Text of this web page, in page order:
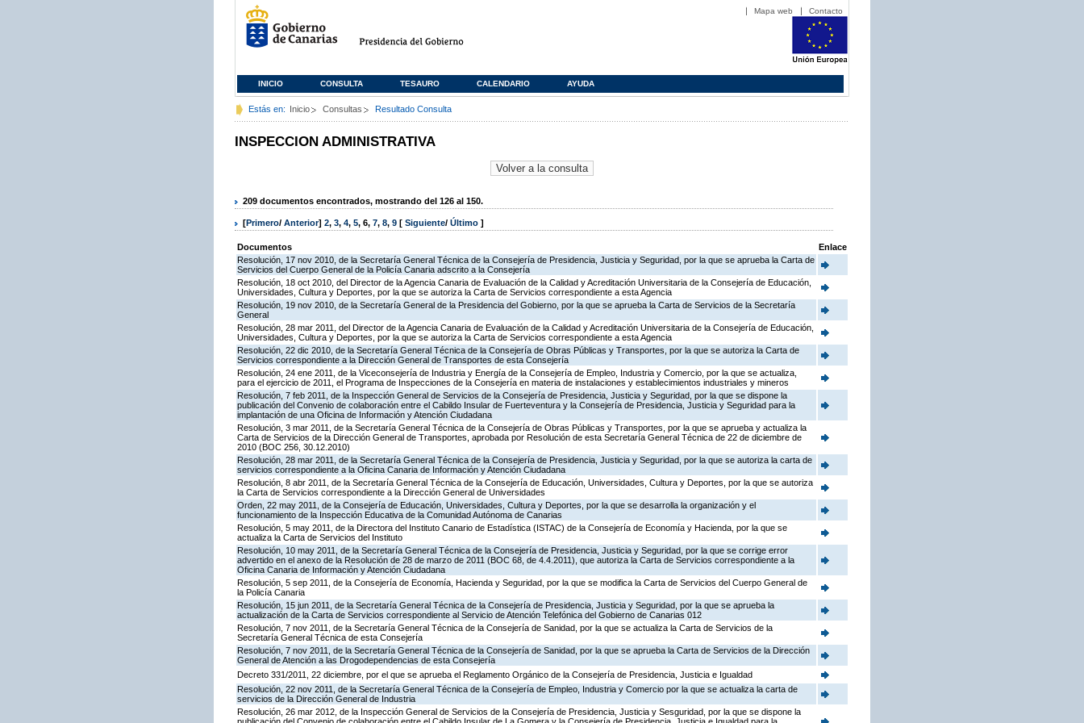
Mapa web Contacto
INICIO CONSULTA TESAURO CALENDARIO AYUDA
Estás en: Inicio Consultas Resultado Consulta
INSPECCION ADMINISTRATIVA
209 documentos encontrados, mostrando del 126 al 150.
[Primero/ Anterior] 2, 3, 4, 5, 6, 7, 8, 9 [ Siguiente/ Último ]
Documentos
Enlace
Resolución, 17 nov 2010, de la Secretaría General Técnica de la Consejería de Presidencia, Justicia y Seguridad, por la que se aprueba la Carta de
Servicios del Cuerpo General de la Policía Canaria adscrito a la Consejería
Resolución, 18 oct 2010, del Director de la Agencia Canaria de Evaluación de la Calidad y Acreditación Universitaria de la Consejería de Educación,
Universidades, Cultura y Deportes, por la que se autoriza la Carta de Servicios correspondiente a esta Agencia
Resolución, 19 nov 2010, de la Secretaría General de la Presidencia del Gobierno, por la que se aprueba la Carta de Servicios de la Secretaría
General
Resolución, 28 mar 2011, del Director de la Agencia Canaria de Evaluación de la Calidad y Acreditación Universitaria de la Consejería de Educación,
Universidades, Cultura y Deportes, por la que se autoriza la Carta de Servicios correspondiente a esta Agencia
Resolución, 22 dic 2010, de la Secretaría General Técnica de la Consejería de Obras Públicas y Transportes, por la que se autoriza la Carta de
Servicios correspondiente a la Dirección General de Transportes de esta Consejería
Resolución, 24 ene 2011, de la Viceconsejería de Industria y Energía de la Consejería de Empleo, Industria y Comercio, por la que se actualiza,
para el ejercicio de 2011, el Programa de Inspecciones de la Consejería en materia de instalaciones y establecimientos industriales y mineros
Resolución, 7 feb 2011, de la Inspección General de Servicios de la Consejería de Presidencia, Justicia y Seguridad, por la que se dispone la
publicación del Convenio de colaboración entre el Cabildo Insular de Fuerteventura y la Consejería de Presidencia, Justicia y Seguridad para la
implantación de una Oficina de Información y Atención Ciudadana
Resolución, 3 mar 2011, de la Secretaría General Técnica de la Consejería de Obras Públicas y Transportes, por la que se aprueba y actualiza la
Carta de Servicios de la Dirección General de Transportes, aprobada por Resolución de esta Secretaría General Técnica de 22 de diciembre de
2010 (BOC 256, 30.12.2010)
Resolución, 28 mar 2011, de la Secretaría General Técnica de la Consejería de Presidencia, Justicia y Seguridad, por la que se autoriza la carta de
servicios correspondiente a la Oficina Canaria de Información y Atención Ciudadana
Resolución, 8 abr 2011, de la Secretaría General Técnica de la Consejería de Educación, Universidades, Cultura y Deportes, por la que se autoriza
la Carta de Servicios correspondiente a la Dirección General de Universidades
Orden, 22 may 2011, de la Consejería de Educación, Universidades, Cultura y Deportes, por la que se desarrolla la organización y el
funcionamiento de la Inspección Educativa de la Comunidad Autónoma de Canarias
Resolución, 5 may 2011, de la Directora del Instituto Canario de Estadística (ISTAC) de la Consejería de Economía y Hacienda, por la que se
actualiza la Carta de Servicios del Instituto
Resolución, 10 may 2011, de la Secretaría General Técnica de la Consejería de Presidencia, Justicia y Seguridad, por la que se corrige error
advertido en el anexo de la Resolución de 28 de marzo de 2011 (BOC 68, de 4.4.2011), que autoriza la Carta de Servicios correspondiente a la
Oficina Canaria de Información y Atención Ciudadana
Resolución, 5 sep 2011, de la Consejería de Economía, Hacienda y Seguridad, por la que se modifica la Carta de Servicios del Cuerpo General de
la Policía Canaria
Resolución, 15 jun 2011, de la Secretaría General Técnica de la Consejería de Presidencia, Justicia y Seguridad, por la que se aprueba la
actualización de la Carta de Servicios correspondiente al Servicio de Atención Telefónica del Gobierno de Canarias 012
Resolución, 7 nov 2011, de la Secretaría General Técnica de la Consejería de Sanidad, por la que se actualiza la Carta de Servicios de la
Secretaría General Técnica de esta Consejería
Resolución, 7 nov 2011, de la Secretaría General Técnica de la Consejería de Sanidad, por la que se aprueba la Carta de Servicios de la Dirección
General de Atención a las Drogodependencias de esta Consejería
Decreto 331/2011, 22 diciembre, por el que se aprueba el Reglamento Orgánico de la Consejería de Presidencia, Justicia e Igualdad
Resolución, 22 nov 2011, de la Secretaría General Técnica de la Consejería de Empleo, Industria y Comercio por la que se actualiza la carta de
servicios de la Dirección General de Industria
Resolución, 26 mar 2012, de la Inspección General de Servicios de la Consejería de Presidencia, Justicia y Sesguridad, por la que se dispone la